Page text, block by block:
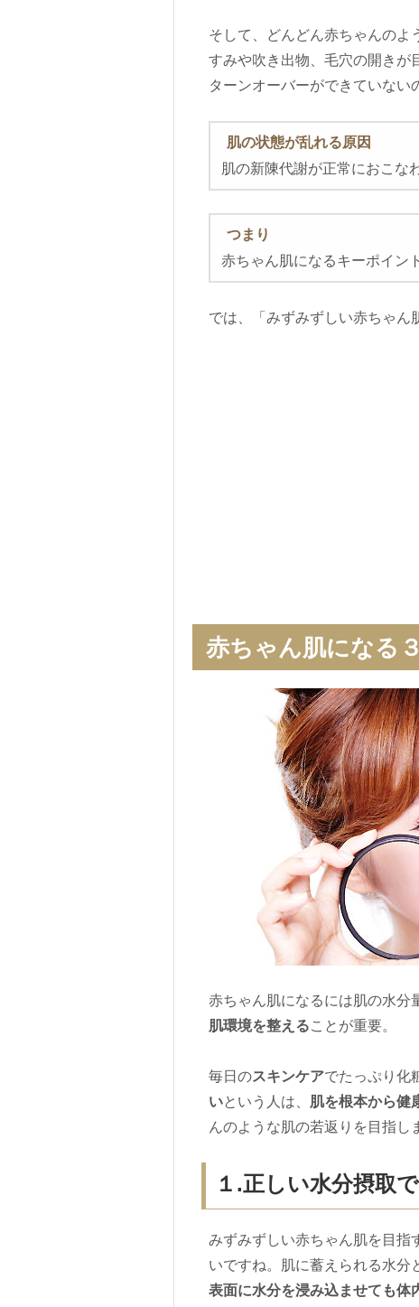
そして、どんどん赤ちゃんのよ
すみや吹き出物、毛穴の開きが
ターンオーバーができていない
肌の状態が乱れる原因
肌の新陳代謝が正常におこな
つまり
赤ちゃん肌になるキーポイン
では、「みずみずしい赤ちゃん
赤ちゃん肌になる
赤ちゃん肌になるには肌の水分
肌環境を整えることが重要。
毎日のスキンケアでたっぷり化
いという人は、 肌を根本から健
んのような肌の若返りを目指し
１.正しい水分摂取
みずみずしい赤ちゃん肌を目指
いですね。肌に蓄えられる水分
表面に水分を浸み込ませても体